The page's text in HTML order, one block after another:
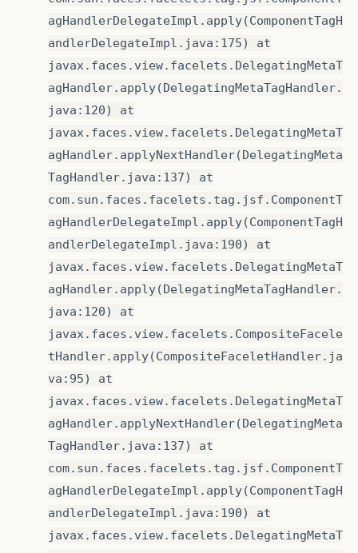
agHandlerDelegateImpl.apply(ComponentTagH
andlerDelegateImpl.java:175) at
javax.faces.view.facelets.DelegatingMetaT
agHandler.apply(DelegatingMetaTagHandler.
java:120) at
javax.faces.view.facelets.DelegatingMetaT
agHandler.applyNextHandler(DelegatingMeta
TagHandler.java:137) at
com.sun.faces.facelets.tag.jsf.ComponentT
agHandlerDelegateImpl.apply(ComponentTagH
andlerDelegateImpl.java:190) at
javax.faces.view.facelets.DelegatingMetaT
agHandler.apply(DelegatingMetaTagHandler.
java:120) at
javax.faces.view.facelets.CompositeFacele
tHandler.apply(CompositeFaceletHandler.ja
va:95) at
javax.faces.view.facelets.DelegatingMetaT
agHandler.applyNextHandler(DelegatingMeta
TagHandler.java:137) at
com.sun.faces.facelets.tag.jsf.ComponentT
agHandlerDelegateImpl.apply(ComponentTagH
andlerDelegateImpl.java:190) at
javax.faces.view.facelets.DelegatingMetaT